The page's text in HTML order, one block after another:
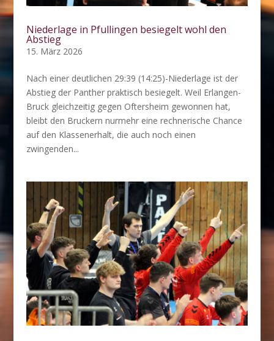
Niederlage in Pfullingen besiegelt wohl den
Abstieg
15. März 2026
Nach einer deutlichen 29:39 (14:25)-Niederlage ist der
Abstieg der Panther praktisch besiegelt. Weil Erlangen-
Bruck gleichzeitig gegen Oftersheim gewonnen hat,
bleibt den Bruckern nurmehr eine rechnerische Chance
auf den Klassenerhalt, die auch noch einen
zwingenden...